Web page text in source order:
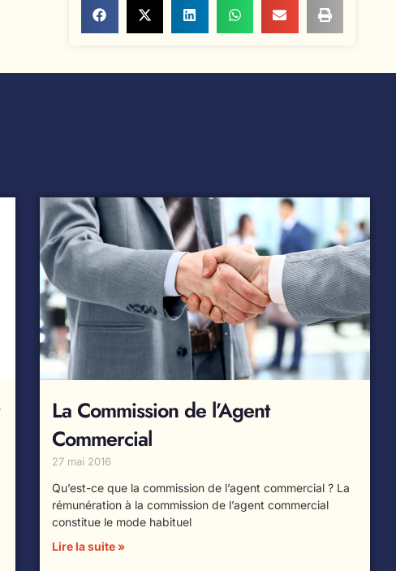
La Commission de l’Agent
Commercial
27 mai 2016
Qu’est-ce que la commission de l’agent commercial ? La
rémunération à la commission de l’agent commercial
constitue le mode habituel
Lire la suite »